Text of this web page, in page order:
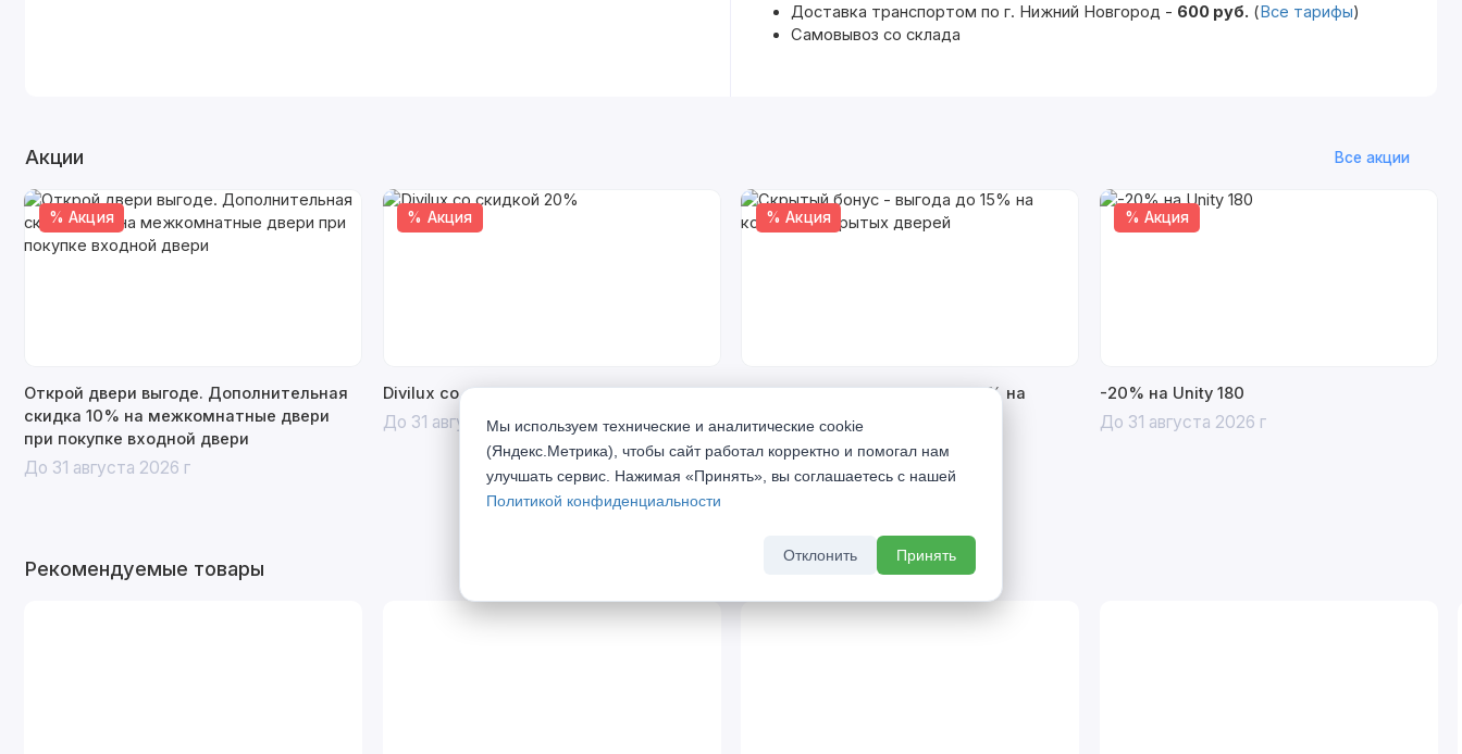
Доставка транспортом по г. Нижний Новгород - 600 руб. (Все тарифы)
Самовывоз со склада
Акции Все акции
% Акция
Открой двери выгоде. Дополнительная
скидка 10% на межкомнатные двери
при покупке входной двери
До 31 августа 2026 г
% Акция
Divilux со скидкой 20%
До 31 августа 2026 г
% Акция
Скрытый бонус - выгода до 15% на
комплект скрытых дверей
До 31 августа 2026 г
% Акция
-20% на Unity 180
До 31 августа 2026 г
Рекомендуемые товары
Мы используем технические и аналитические cookie
(Яндекс.Метрика), чтобы сайт работал корректно и помогал нам
улучшать сервис. Нажимая «Принять», вы соглашаетесь с нашей
Политикой конфиденциальности
Отклонить Принять